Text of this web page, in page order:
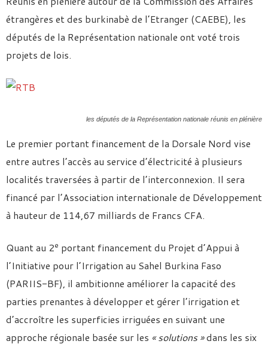
étrangères et des burkinabè de l’Etranger (CAEBE), les
députés de la Représentation nationale ont voté trois
projets de lois.
les députés de la Représentation nationale réunis en plénière
Le premier portant financement de la Dorsale Nord vise
entre autres l’accès au service d’électricité à plusieurs
localités traversées à partir de l’interconnexion. Il sera
financé par l’Association internationale de Développement
à hauteur de 114,67 milliards de Francs CFA.
Quant au 2e portant financement du Projet d’Appui à
l’Initiative pour l’Irrigation au Sahel Burkina Faso
(PARIIS-BF), il ambitionne améliorer la capacité des
parties prenantes à développer et gérer l’irrigation et
d’accroître les superficies irriguées en suivant une
approche régionale basée sur les « solutions »dans les six